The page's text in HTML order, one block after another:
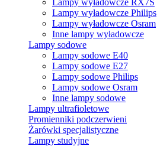
Lampy wyładowcze Philips
Lampy wyładowcze Osram
Inne lampy wyładowcze
Lampy sodowe
Lampy sodowe E40
Lampy sodowe E27
Lampy sodowe Philips
Lampy sodowe Osram
Inne lampy sodowe
Lampy ultrafioletowe
Promienniki podczerwieni
Żarówki specjalistyczne
Lampy studyjne